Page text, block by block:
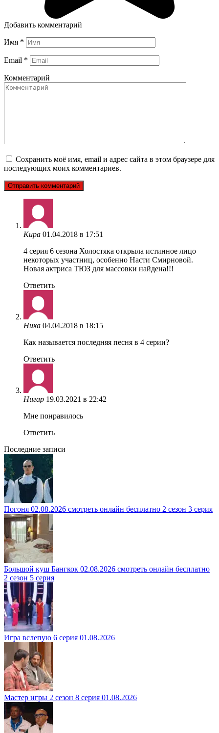
Добавить комментарий
Имя *
Email *
Комментарий
Сохранить моё имя, email и адрес сайта в этом браузере для
последующих моих комментариев.
Кира 01.04.2018 в 17:51
4 серия 6 сезона Холостяка открыла истинное лицо
некоторых участниц, особенно Насти Смирновой.
Новая актриса ТЮЗ для массовки найдена!!!
Ответить
Ника 04.04.2018 в 18:15
Как называется последняя песня в 4 серии?
Ответить
Нигар 19.03.2021 в 22:42
Мне понравилось
Ответить
Последние записи
Погоня 02.08.2026 смотреть онлайн бесплатно 2 сезон 3 серия
Большой куш Бангкок 02.08.2026 смотреть онлайн бесплатно
2 сезон 5 серия
Игра вслепую 6 серия 01.08.2026
Мастер игры 2 сезон 8 серия 01.08.2026